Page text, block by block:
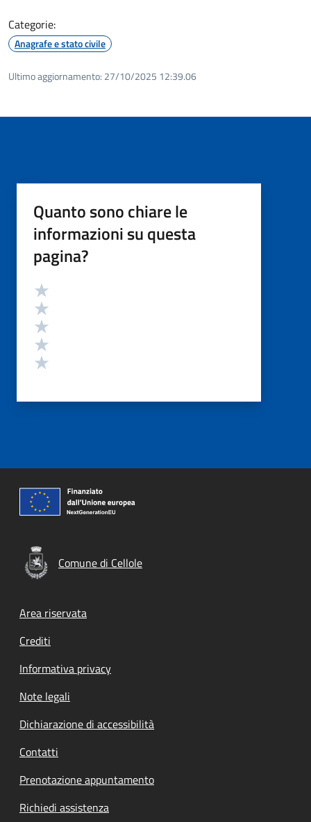
Categorie:
Anagrafe e stato civile
Ultimo aggiornamento: 27/10/2025 12:39.06
Quanto sono chiare le
informazioni su questa
pagina?
Valutazione
Comune di Cellole
Footer menu
Area riservata
Crediti
Informativa privacy
Note legali
Dichiarazione di accessibilità
Contatti
Prenotazione appuntamento
Richiedi assistenza